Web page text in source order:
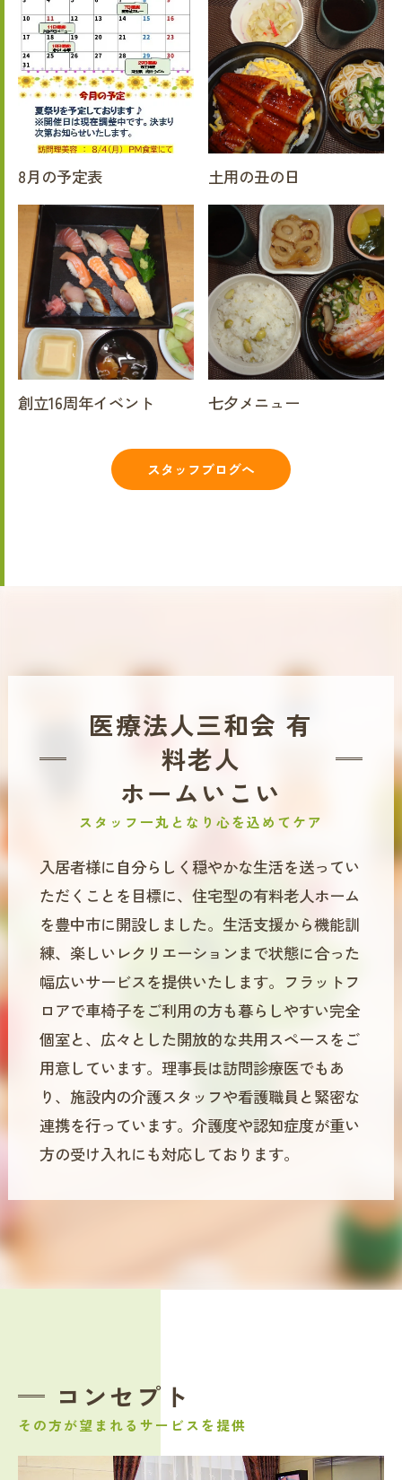
8月の予定表 土用の丑の日
創立16周年イベント 七夕メニュー
スタッフブログへ
スタッフ一丸となり心を込めてケア
医療法人三和会 有
料老人
ホームいこい
入居者様に自分らしく穏やかな生活を送ってい
ただくことを目標に、住宅型の有料老人ホーム
を豊中市に開設しました。生活支援から機能訓
練、楽しいレクリエーションまで状態に合った
幅広いサービスを提供いたします。フラットフ
ロアで車椅子をご利用の方も暮らしやすい完全
個室と、広々とした開放的な共用スペースをご
用意しています。理事長は訪問診療医でもあ
り、施設内の介護スタッフや看護職員と緊密な
連携を行っています。介護度や認知症度が重い
方の受け入れにも対応しております。
その方が望まれるサービスを提供
コンセプト